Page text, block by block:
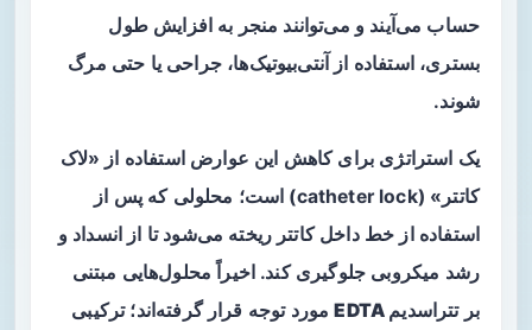
حساب می‌آیند و می‌توانند منجر به افزایش طول
بستری، استفاده از آنتی‌بیوتیک‌ها، جراحی یا حتی مرگ
شوند.
یک استراتژی برای کاهش این عوارض استفاده از «لاک
کاتتر» (catheter lock) است؛ محلولی که پس از
استفاده از خط داخل کاتتر ریخته می‌شود تا از انسداد و
رشد میکروبی جلوگیری کند. اخیراً محلول‌هایی مبتنی
برتتراسدیم EDTA
مورد توجه قرار گرفته‌اند؛ ترکیبی